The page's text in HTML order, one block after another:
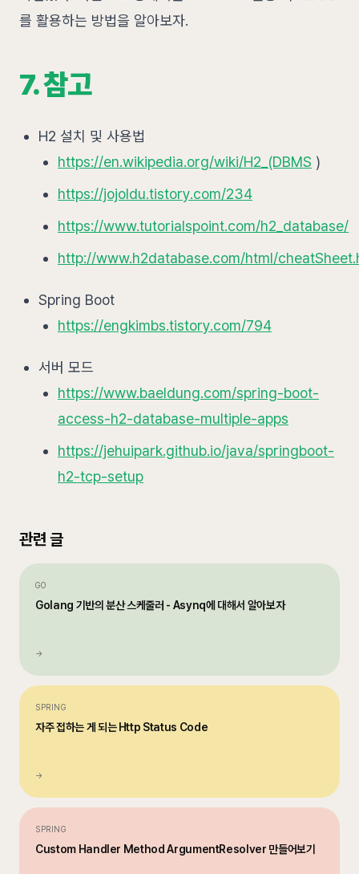
를 활용하는 방법을 알아보자.
7. 참고
H2 설치 및 사용법
https://en.wikipedia.org/wiki/H2_(DBMS )
https://jojoldu.tistory.com/234
https://www.tutorialspoint.com/h2_database/
http://www.h2database.com/html/
Spring Boot
https://engkimbs.tistory.com/794
서버 모드
https://www.baeldung.com/spring-boot-
access-h2-database-multiple-apps
https://jehuipark.github.io/java/springboot-
h2-tcp-setup
관련 글
GO
Golang 기반의 분산 스케줄러 - Asynq에 대해서 알아보자
→
SPRING
자주 접하는 게 되는 Http Status Code
→
SPRING
Custom Handler Method ArgumentResolver 만들어보기